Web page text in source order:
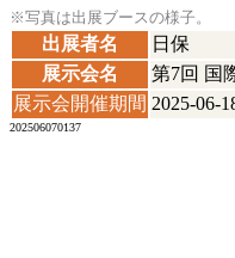
※写真は出展ブースの様子。
出展者名
日保
展示会名
第7回 国
展示会開催期間 2025-
202506070137